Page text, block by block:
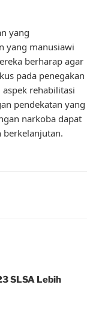
yang
yang manusiawi
berharap agar
pada penegakan
rehabilitasi
pendekatan yang
narkoba dapat
berkelanjutan.
SLSA Lebih